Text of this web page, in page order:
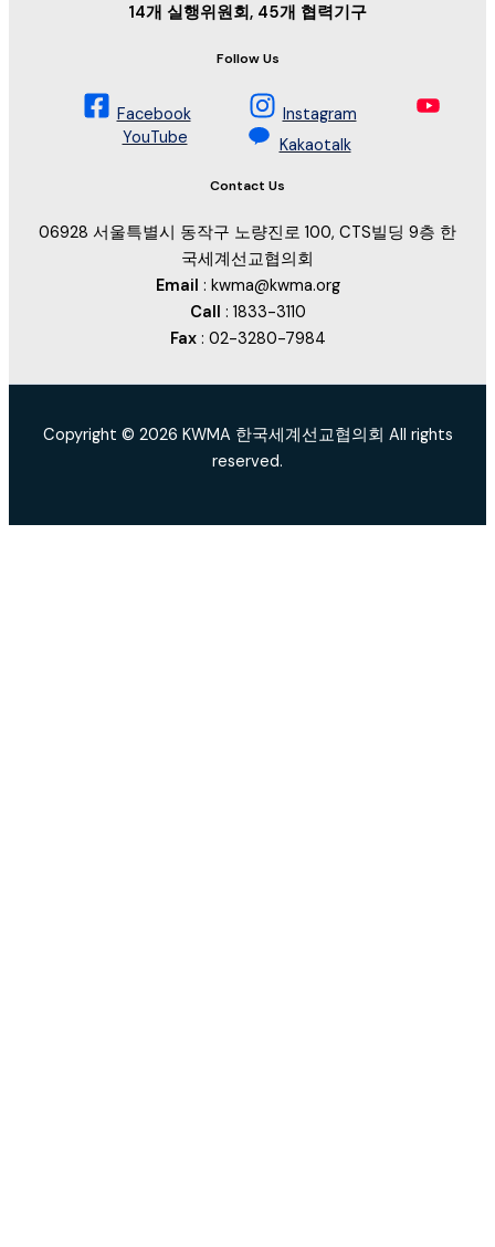
14개 실행위원회, 45개 협력기구
Follow Us
Facebook
Instagram
YouTube
Kakaotalk
Contact Us
06928 서울특별시 동작구 노량진로 100, CTS빌딩 9층 한
국세계선교협의회
Email : kwma@kwma.org
Call : 1833-3110
Fax : 02-3280-7984
Copyright © 2026 KWMA 한국세계선교협의회 All rights
reserved.